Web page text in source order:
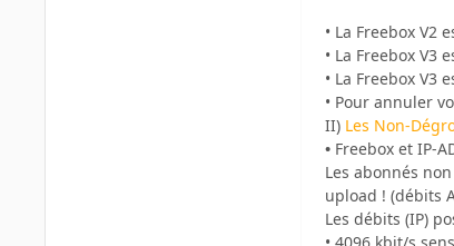
• La Freebox
• La Freebox V3
• La Freebox
• Pour annuler
II) Les Non-
• Freebox et IP-
Les abonnés
upload ! (débits
Les débits (IP)